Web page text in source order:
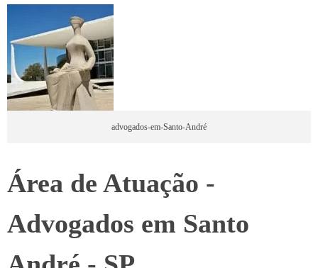
advogados-em-Santo-André
Área de Atuação -
Advogados em Santo